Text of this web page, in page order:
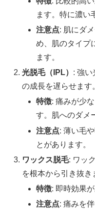
ます。特に濃い
注意点: 肌にダ
め、肌のタイプ
ます。
光脱毛（IPL） : 強
の成長を遅らせます
特徴: 痛みが少
す。肌へのダメ
注意点: 薄い毛
とがあります。
ワックス脱毛: ワッ
を根本から引き抜き
特徴: 即時効果
注意点: 痛みを